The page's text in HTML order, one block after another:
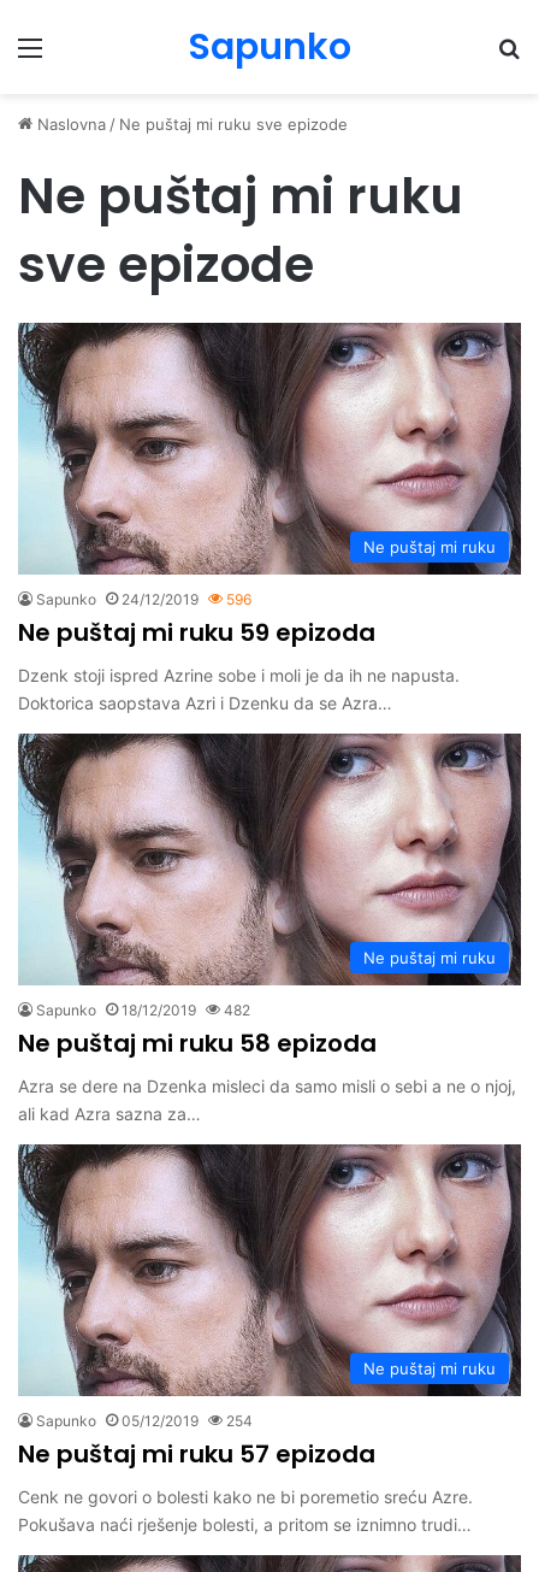
Menu Sapunko
Naslovna / Ne puštaj mi ruku sve epizode
Ne puštaj mi ruku
sve epizode
Ne puštaj mi ruku
Sapunko 24/12/2019 596
Ne puštaj mi ruku 59 epizoda
Dzenk stoji ispred Azrine sobe i moli je da ih ne napusta.
Doktorica saopstava Azri i Dzenku da se Azra…
Ne puštaj mi ruku
Sapunko 18/12/2019 482
Ne puštaj mi ruku 58 epizoda
Azra se dere na Dzenka misleci da samo misli o sebi a ne o njoj,
ali kad Azra sazna za…
Ne puštaj mi ruku
Sapunko 05/12/2019 254
Ne puštaj mi ruku 57 epizoda
Cenk ne govori o bolesti kako ne bi poremetio sreću Azre.
Pokušava naći rješenje bolesti, a pritom se iznimno trudi…